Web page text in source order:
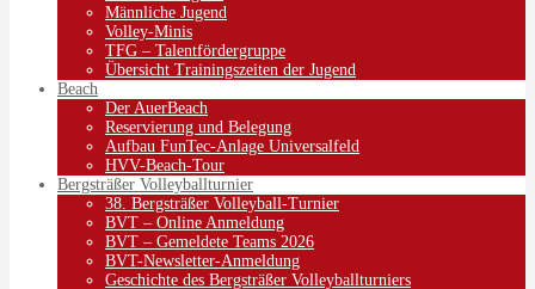
Männliche Jugend
Volley-Minis
TFG – Talentfördergruppe
Übersicht Trainingszeiten der Jugend
Beach
Der AuerBeach
Reservierung und Belegung
Aufbau FunTec-Anlage Universalfeld
HVV-Beach-Tour
Bergsträßer Volleyballturnier
38. Bergsträßer Volleyball-Turnier
BVT – Online Anmeldung
BVT – Gemeldete Teams 2026
BVT-Newsletter-Anmeldung
Geschichte des Bergsträßer Volleyballturniers